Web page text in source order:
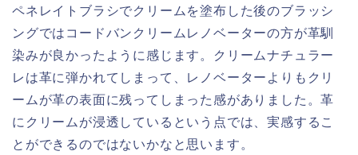
ペネレイトブラシでクリームを塗布した後のブラッシ
ングではコードバンクリームレノベーターの方が革馴
染みが良かったように感じます。クリームナチュラー
レは革に弾かれてしまって、レノベーターよりもクリ
ームが革の表面に残ってしまった感がありました。革
にクリームが浸透しているという点では、実感するこ
とができるのではないかなと思います。